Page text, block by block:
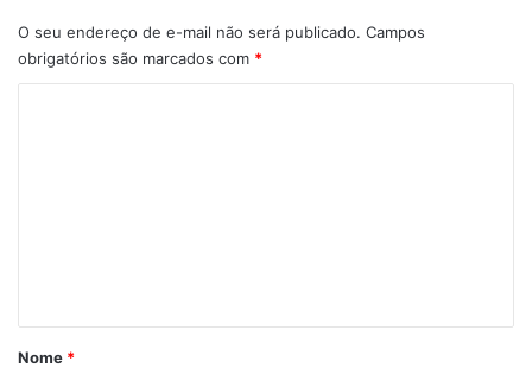
O seu endereço de e-mail não será publicado. Campos
obrigatórios são marcados com *
rNome *